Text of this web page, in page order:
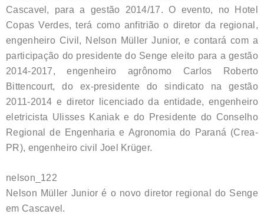
Cascavel, para a gestão 2014/17. O evento, no Hotel
Copas Verdes, terá como anfitrião o diretor da regional,
engenheiro Civil, Nelson Müller Junior, e contará com a
participação do presidente do Senge eleito para a gestão
2014-2017, engenheiro agrônomo Carlos Roberto
Bittencourt, do ex-presidente do sindicato na gestão
2011-2014 e diretor licenciado da entidade, engenheiro
eletricista Ulisses Kaniak e do Presidente do Conselho
Regional de Engenharia e Agronomia do Paraná (Crea-
PR), engenheiro civil Joel Krüger.
nelson_122
Nelson Müller Junior é o novo diretor regional do Senge
em Cascavel.